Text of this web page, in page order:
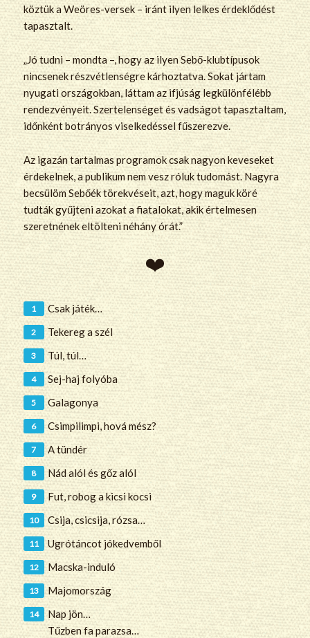
köztük a Weöres-versek – iránt ilyen lelkes érdeklődést
tapasztalt.
„Jó tudni – mondta –, hogy az ilyen Sebő-klubtípusok
nincsenek részvétlenségre kárhoztatva. Sokat jártam
nyugati országokban, láttam az ifjúság legkülönfélébb
rendezvényeit. Szertelenséget és vadságot tapasztaltam,
időnként botrányos viselkedéssel fűszerezve.
Az igazán tartalmas programok csak nagyon keveseket
érdekelnek, a publikum nem vesz róluk tudomást. Nagyra
becsülöm Sebőék törekvéseit, azt, hogy maguk köré
tudták gyűjteni azokat a fiatalokat, akik értelmesen
szeretnének eltölteni néhány órát.”
Csak játék…
Tekereg a szél
Túl, túl…
Sej-haj folyóba
Galagonya
Csimpilimpi, hová mész?
A tündér
Nád alól és gőz alól
Fut, robog a kicsi kocsi
Csija, csicsija, rózsa…
Ugrótáncot jókedvemből
Macska-induló
Majomország
Nap jön…
Tűzben fa parazsa…